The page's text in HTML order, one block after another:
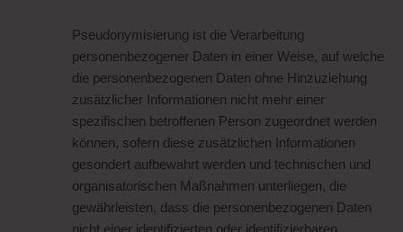
Pseudonymisierung ist die Verarbeitung
personenbezogener Daten in einer Weise, auf welche
die personenbezogenen Daten ohne Hinzuziehung
zusätzlicher Informationen nicht mehr einer
spezifischen betroffenen Person zugeordnet werden
können, sofern diese zusätzlichen Informationen
gesondert aufbewahrt werden und technischen und
organisatorischen Maßnahmen unterliegen, die
gewährleisten, dass die personenbezogenen Daten